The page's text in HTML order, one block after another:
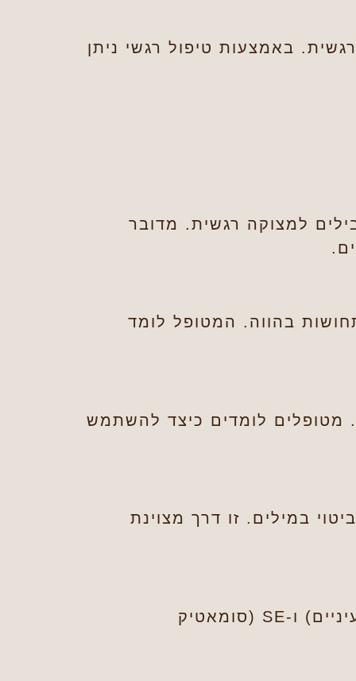
באמצעות טיפול רגשי ניתן
למצוקה רגשית. מדובר
בהווה. המטופל לומד
מטופלים לומדים כיצד להשתמש
במילים. זו דרך מצוינת
מטפלת רגשית שעובדת עם שיטות כמו EMDR (עיבוד מחדש באמצעות תנועות עיניים) ו-SE (סומאטיק